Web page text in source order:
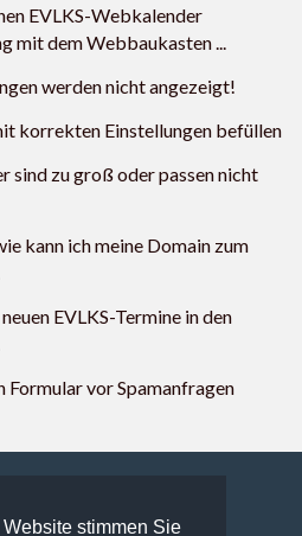
stimmen Sie
EVLKS-Webkalender
mit dem Webbaukasten ...
werden nicht angezeigt!
korrekten Einstellungen befüllen
sind zu groß oder passen nicht
kann ich meine Domain zum
EVLKS-Termine in den
Formular vor Spamanfragen
und 0 Registrierte